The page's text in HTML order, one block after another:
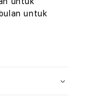
untuk